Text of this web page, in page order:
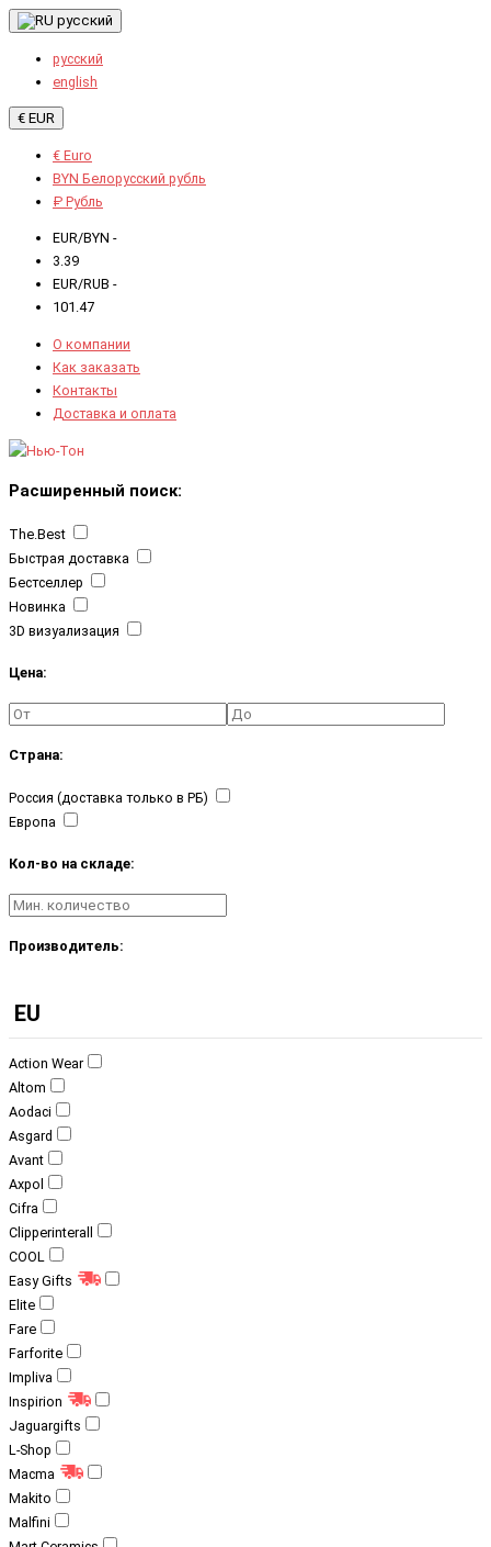
русский
русский
english
€ EUR
€ Euro
BYN Белорусский рубль
₽ Рубль
EUR/BYN -
3.39
EUR/RUB -
101.47
О компании
Как заказать
Контакты
Доставка и оплата
Расширенный поиск:
The.Best
Быстрая доставка
Бестселлер
Новинка
3D визуализация
Цена:
Страна:
Россия (доставка только в РБ)
Европа
Кол-во на складе:
Производитель:
EU
Action Wear
Altom
Aodaci
Asgard
Avant
Axpol
Cifra
Clipperinterall
COOL
Easy Gifts
Elite
Fare
Farforite
Impliva
Inspirion
Jaguargifts
L-Shop
Macma
Makito
Malfini